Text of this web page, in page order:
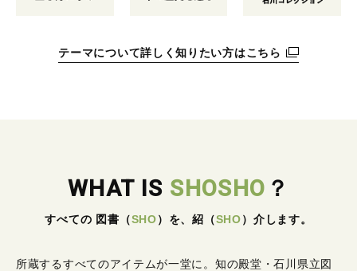
テーマについて詳しく知りたい方はこちら
WHAT IS SHOSHO ？
すべての 図書 （SHO） を、紹 （SHO） 介します。
所蔵するすべてのアイテムが一堂に。 知の殿堂・石川県立図